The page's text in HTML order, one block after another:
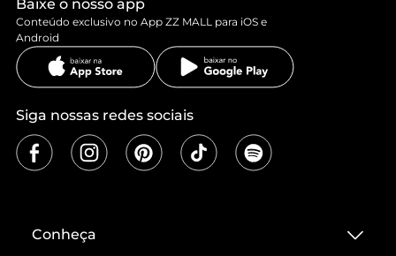
Baixe o nosso app
Conteúdo exclusivo no App ZZ MALL para iOS e
Android
Siga nossas redes sociais
Conheça